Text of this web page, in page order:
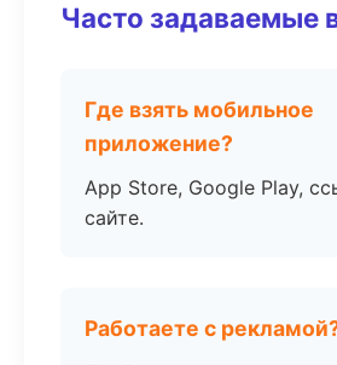
Часто задаваемые
Где взять мобильное
приложение?
App Store, Google Play,
сайте.
Работаете с